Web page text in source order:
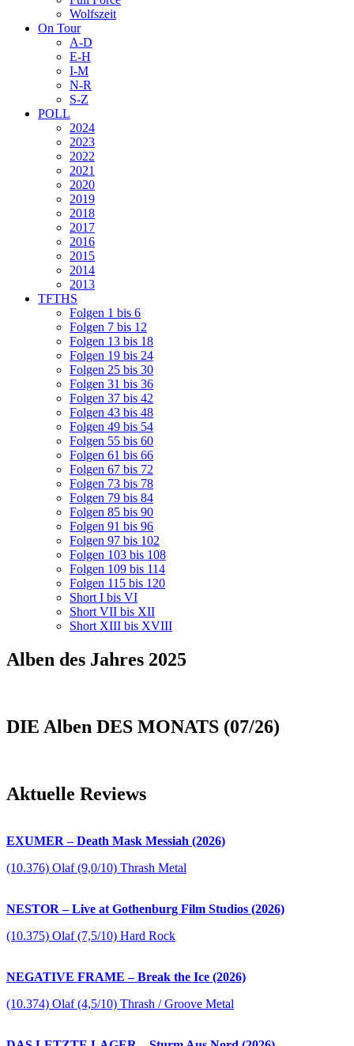
Wolfszeit
On Tour
A-D
E-H
I-M
N-R
S-Z
POLL
2024
2023
2022
2021
2020
2019
2018
2017
2016
2015
2014
2013
TFTHS
Folgen 1 bis 6
Folgen 7 bis 12
Folgen 13 bis 18
Folgen 19 bis 24
Folgen 25 bis 30
Folgen 31 bis 36
Folgen 37 bis 42
Folgen 43 bis 48
Folgen 49 bis 54
Folgen 55 bis 60
Folgen 61 bis 66
Folgen 67 bis 72
Folgen 73 bis 78
Folgen 79 bis 84
Folgen 85 bis 90
Folgen 91 bis 96
Folgen 97 bis 102
Folgen 103 bis 108
Folgen 109 bis 114
Folgen 115 bis 120
Short I bis VI
Short VII bis XII
Short XIII bis XVIII
Alben des Jahres 2025
DIE Alben DES MONATS (07/26)
Aktuelle Reviews
EXUMER – Death Mask Messiah (2026)
(10.376) Olaf (9,0/10) Thrash Metal
NESTOR – Live at Gothenburg Film Studios (2026)
(10.375) Olaf (7,5/10) Hard Rock
NEGATIVE FRAME – Break the Ice (2026)
(10.374) Olaf (4,5/10) Thrash / Groove Metal